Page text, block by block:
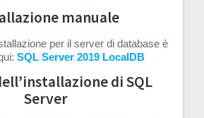
manuale
per il server di database è
SQL Server 2019 LocalDB
di SQL
Server